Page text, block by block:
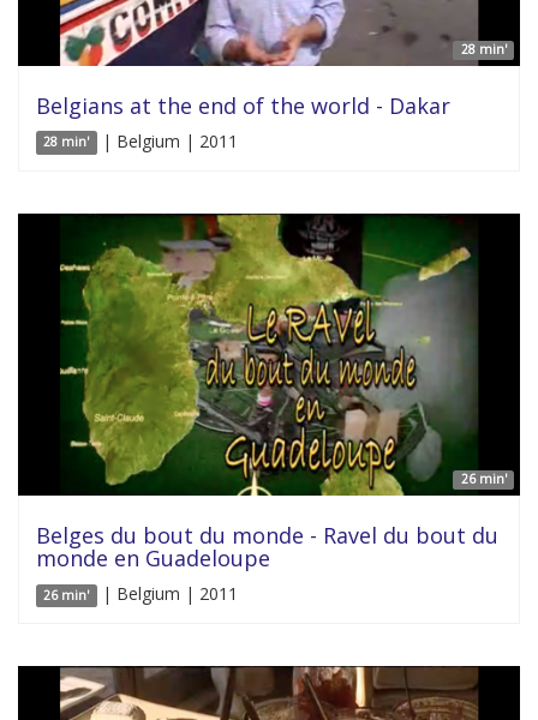
28 min'
Belgians at the end of the world - Dakar
28 min' | Belgium | 2011
26 min'
Belges du bout du monde - Ravel du bout du
monde en Guadeloupe
26 min' | Belgium | 2011